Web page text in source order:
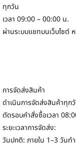
ทุกวัน
เวลา 09:00 – 00:00 น.
ผ่านระบบแชทบนเว็บไซ
การจัดส่งสินค้า
ดำเนินการจัดส่งสินค้าทุก
ตัดรอบคำสั่งซื้อเวลา
ระยะเวลาการจัดส่ง:
วันปกติ: ภายใน 1–3 วันท